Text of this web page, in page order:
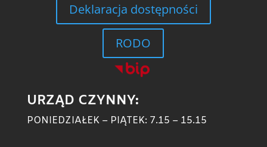
Deklaracja dostępności
RODO
URZĄD CZYNNY:
PONIEDZIAŁEK – PIĄTEK: 7.15 – 15.15